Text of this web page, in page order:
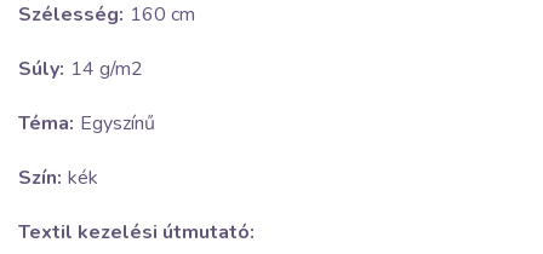
Szélesség: 160 cm
Súly: 14 g/m2
Téma: Egyszínű
Szín: kék
Textil kezelési útmutató: